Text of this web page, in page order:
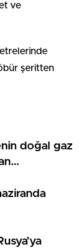
ve
şeritten
doğal gaz